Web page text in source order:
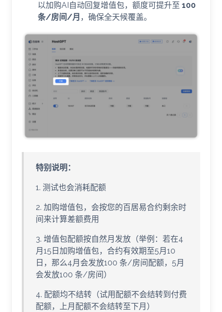
以加购AI自动回复增值包，额度可提升至 100
条/房间/月 ，确保全天候覆盖。
特别说明：
1. 测试也会消耗配额
2. 加购增值包，会按您的百居易合约剩余时
间来计算差额费用
3. 增值包配额按自然月发放（举例：若在4
月15日加购增值包，合约有效期至5月10
日，那么4月会发放100 条/房间配额，5月
会发放100 条/房间）
4. 配额均不结转（试用配额不会结转到付费
配额，上月配额不会结转至下月）